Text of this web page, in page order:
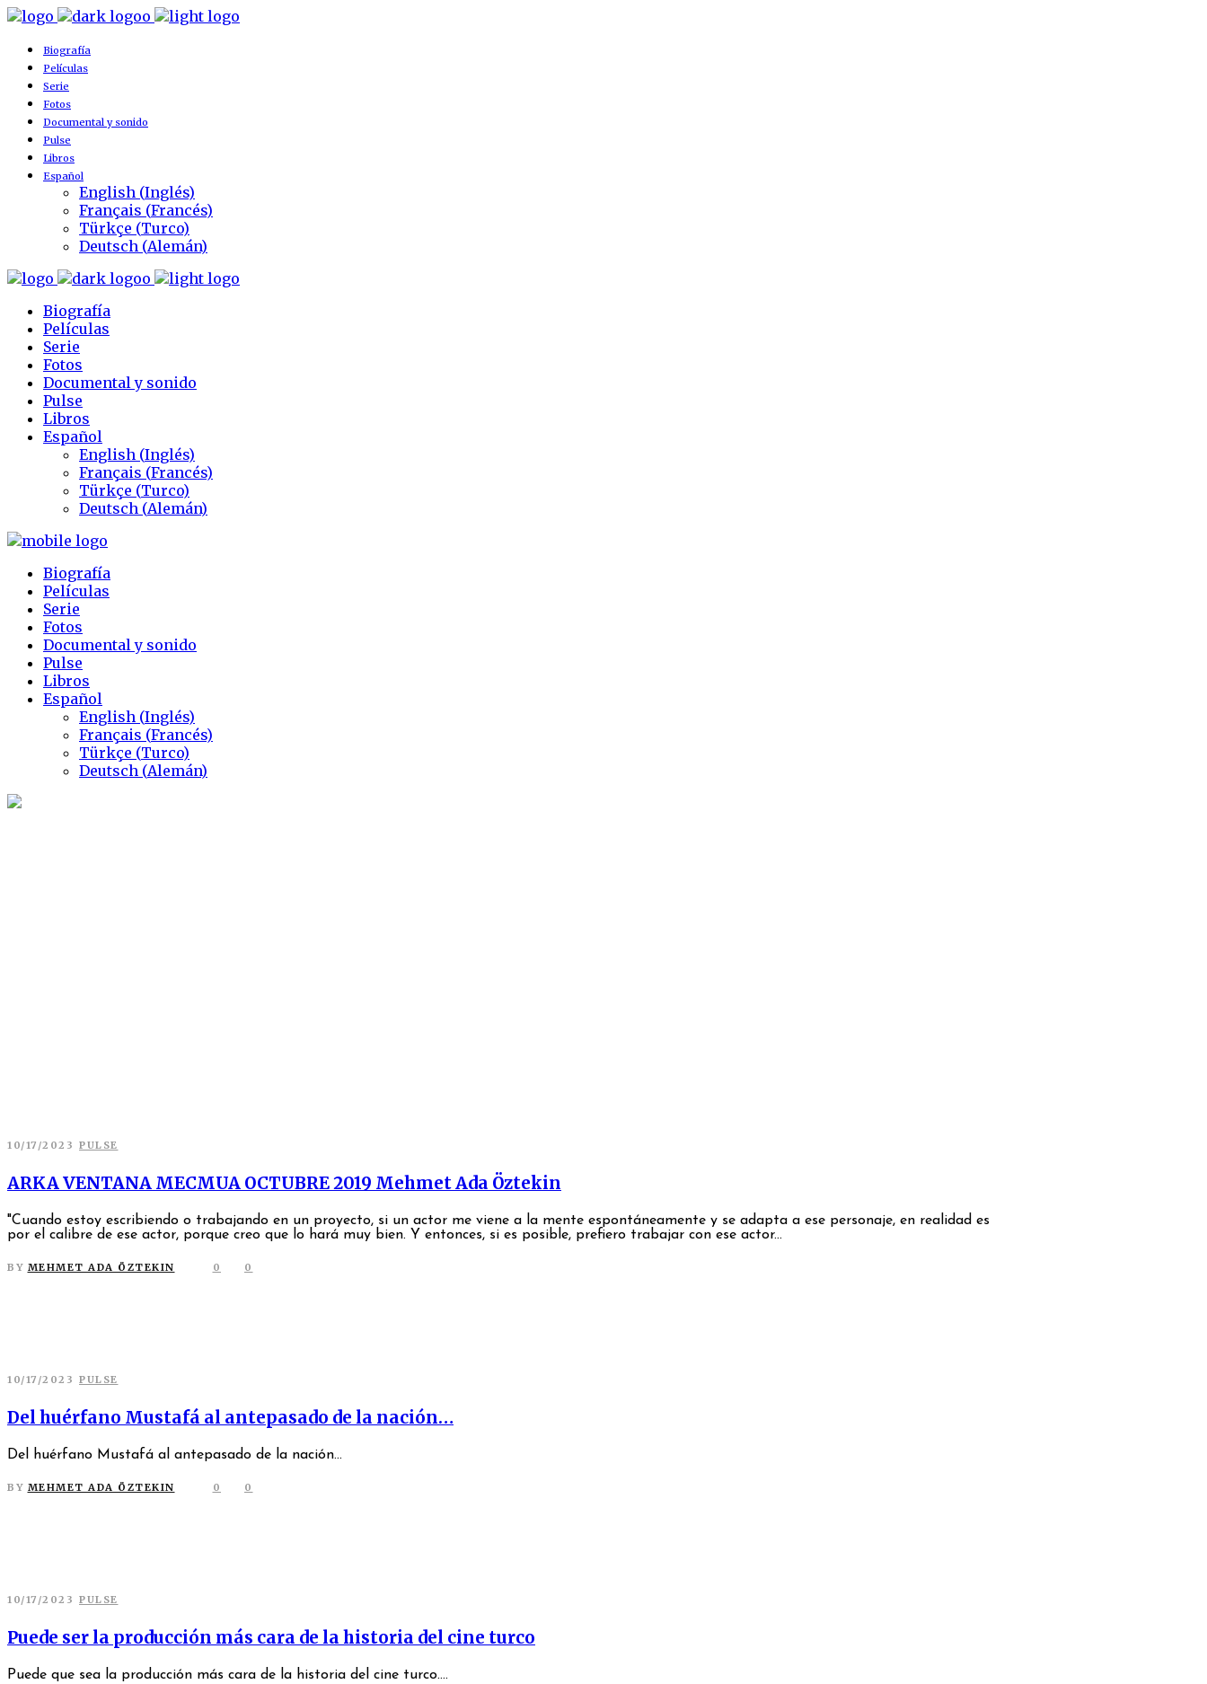
Biografía
Películas
Serie
Fotos
Documental y sonido
Pulse
Libros
Español
English (Inglés)
Français (Francés)
Türkçe (Turco)
Deutsch (Alemán)
Biografía
Películas
Serie
Fotos
Documental y sonido
Pulse
Libros
Español
English (Inglés)
Français (Francés)
Türkçe (Turco)
Deutsch (Alemán)
Biografía
Películas
Serie
Fotos
Documental y sonido
Pulse
Libros
Español
English (Inglés)
Français (Francés)
Türkçe (Turco)
Deutsch (Alemán)
10/17/2023 PULSE
ARKA VENTANA MECMUA OCTUBRE 2019 Mehmet Ada Öztekin
"Cuando estoy escribiendo o trabajando en un proyecto, si un actor me viene a la mente espontáneamente y se adapta a ese personaje, en realidad es
por el calibre de ese actor, porque creo que lo hará muy bien. Y entonces, si es posible, prefiero trabajar con ese actor...
BY MEHMET ADA ÖZTEKIN 0 0
10/17/2023 PULSE
Del huérfano Mustafá al antepasado de la nación…
Del huérfano Mustafá al antepasado de la nación...
BY MEHMET ADA ÖZTEKIN 0 0
10/17/2023 PULSE
Puede ser la producción más cara de la historia del cine turco
Puede que sea la producción más cara de la historia del cine turco....